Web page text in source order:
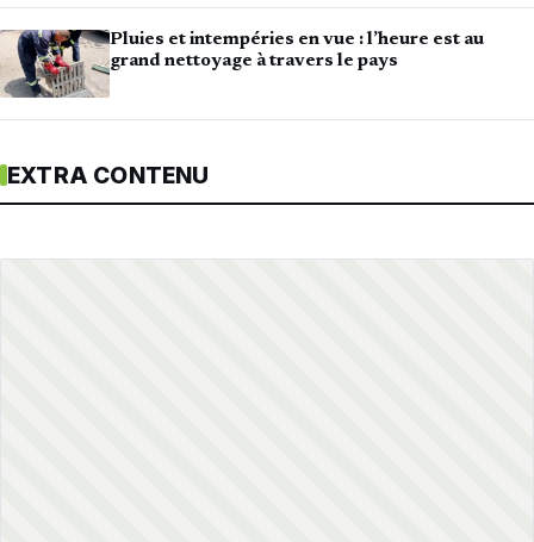
Pluies et intempéries en vue : l’heure est au
grand nettoyage à travers le pays
EXTRA CONTENU